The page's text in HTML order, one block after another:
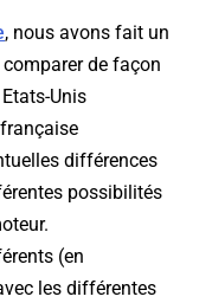
, nous avons fait un
de façon
Unis
différences
possibilités
(en
les différentes